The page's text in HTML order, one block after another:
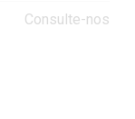
Consulte-nos